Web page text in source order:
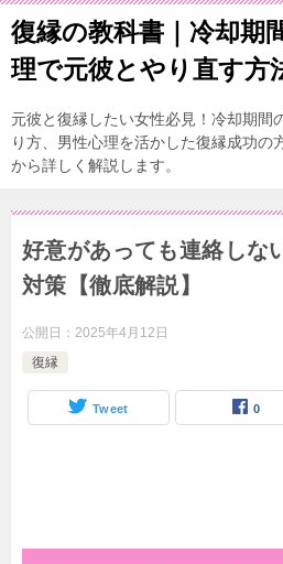
復縁の教科書｜冷却期
理で元彼とやり直す方
元彼と復縁したい女性必見！冷却期間
り方、男性心理を活かした復縁成功の
から詳しく解説します。
好意があっても連絡しな
対策【徹底解説】
公開日： 2025年4月12日
復縁
Tweet 0